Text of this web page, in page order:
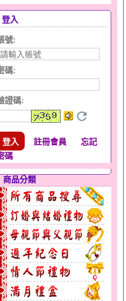
登入
號:
碼:
證碼:
註冊會員
忘記
碼
商品分類